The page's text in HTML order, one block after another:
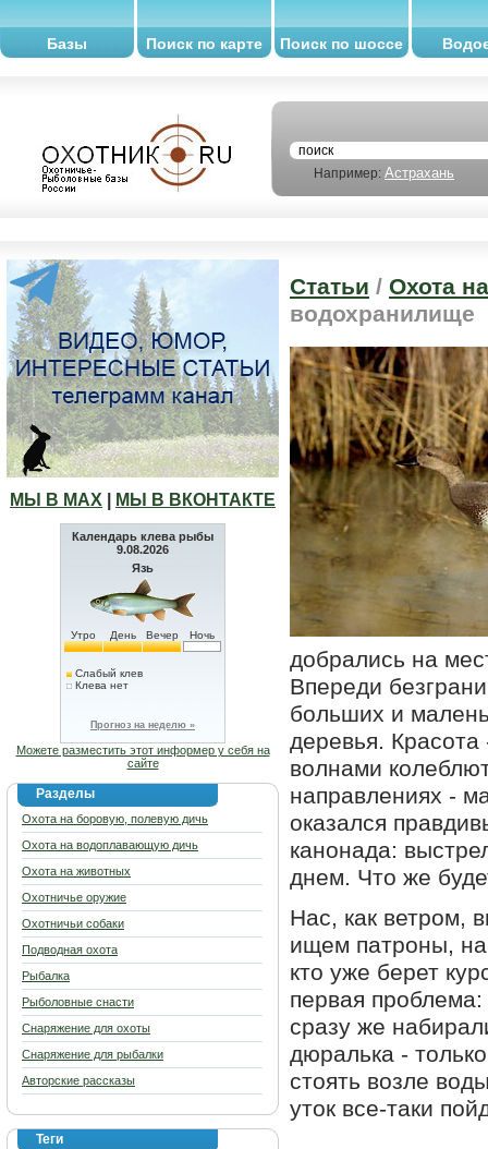
Базы Поиск по карте Поиск по шоссе
Например: Астрахань
МЫ В МАХ МЫ В ВКОНТАКТЕ
Календарь клева рыбы
9.08.2026
Язь
Утро День Вечер Ночь
Слабый клев
Клева нет
Прогноз на неделю »
Можете разместить этот информер у себя на
сайте
Разделы
Охота на боровую, полевую дичь
Охота на водоплавающую дичь
Охота на животных
Охотничье оружие
Охотничьи собаки
Подводная охота
Рыбалка
Рыболовные снасти
Снаряжение для охоты
Снаряжение для рыбалки
Авторские рассказы
Теги
Статьи / Охота
водохранилище
добрались на
Впереди
больших и
деревья.
волнами
направлениях -
оказался
канонада:
днем. Что же
Нас, как ветром,
ищем патроны,
кто уже берет
первая
сразу же
дюралька -
стоять возле
уток все-таки